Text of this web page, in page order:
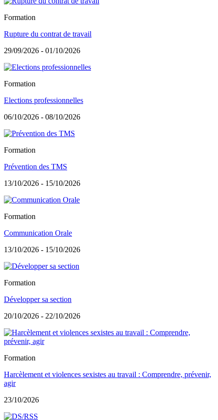
Formation
Rupture du contrat de travail
29/09/2026 - 01/10/2026
Formation
Elections professionnelles
06/10/2026 - 08/10/2026
Formation
Prévention des TMS
13/10/2026 - 15/10/2026
Formation
Communication Orale
13/10/2026 - 15/10/2026
Formation
Développer sa section
20/10/2026 - 22/10/2026
Formation
Harcèlement et violences sexistes au travail : Comprendre, prévenir,
agir
23/10/2026